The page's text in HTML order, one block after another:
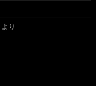
より